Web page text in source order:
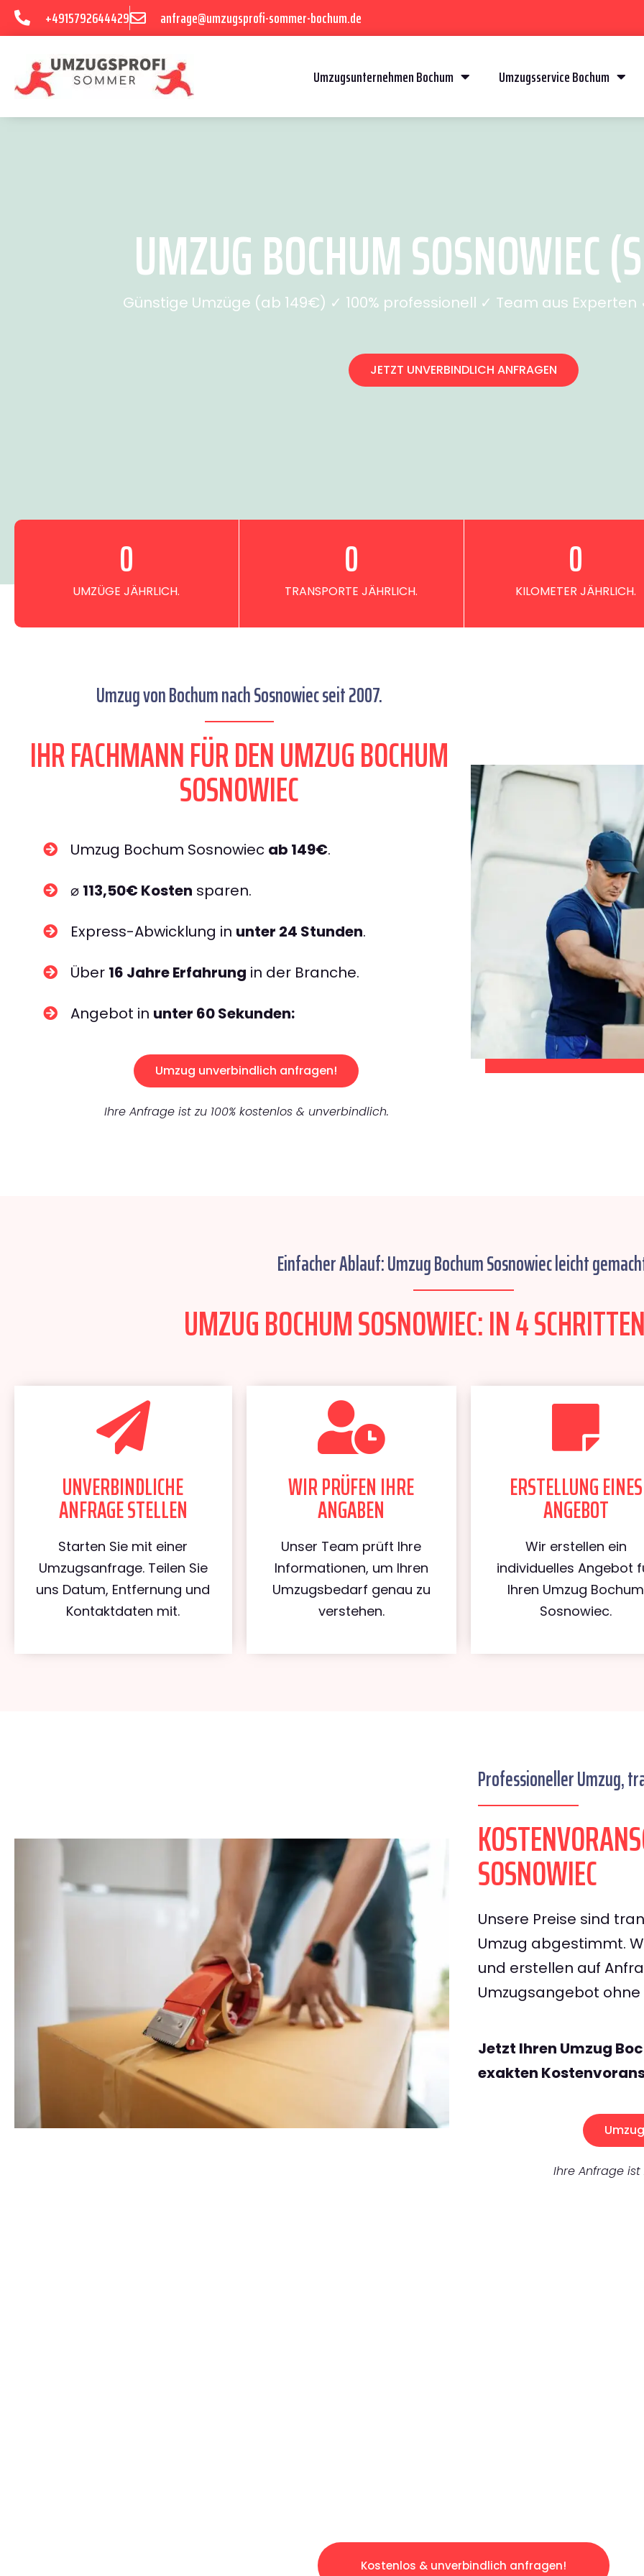
+4915792644429 anfrage@umzugsprofi-sommer-bochum.de
Umzugsunternehmen Bochum Umzugsservice Bochum
UMZUG BOCHUM SOSNOWIEC
Günstige Umzüge (ab 149€) ✓ 100% professionell ✓ Team aus
JETZT UNVERBINDLICH ANFRAGEN
UMZÜGE JÄHRLICH.
0
TRANSPORTE JÄHRLICH.
0
KILOMETER JÄHRLICH.
0
Umzug von Bochum nach Sosnowiec seit 2007.
IHR FACHMANN FÜR DEN UMZUG BOCHUM
SOSNOWIEC
Umzug Bochum Sosnowiec ab 149€.
⌀ 113,50€ Kosten sparen.
Express-Abwicklung in unter 24 Stunden.
Über 16 Jahre Erfahrung in der Branche.
Angebot in unter 60 Sekunden:
Umzug unverbindlich anfragen!
Ihre Anfrage ist zu 100% kostenlos & unverbindlich.
Einfacher Ablauf: Umzug Bochum Sosnowiec leicht
UMZUG BOCHUM SOSNOWIEC: IN 4
UNVERBINDLICHE
ANFRAGE STELLEN
Starten Sie mit einer
Umzugsanfrage. Teilen Sie
uns Datum, Entfernung und
Kontaktdaten mit.
WIR PRÜFEN IHRE
ANGABEN
Unser Team prüft Ihre
Informationen, um Ihren
Umzugsbedarf genau zu
verstehen.
ERSTELLUNG EINES
ANGEBOT
Wir erstellen ein
individuelles Angebot
Ihren Umzug Bochum
Sosnowiec.
Professioneller Umzug,
SOSNOWIEC
Unsere Preise sind
Umzug abgestimmt.
und erstellen auf
Umzugsangebot
Jetzt Ihren Umzug
exakten
Ihre Anfrage ist
Kostenlos & unverbindlich anfragen!